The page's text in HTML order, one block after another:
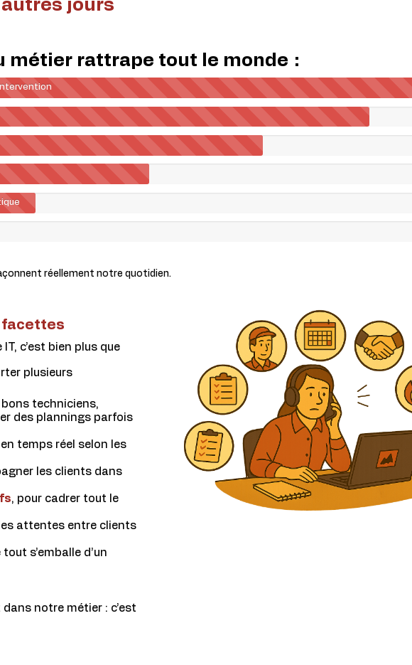
jours
métier rattrape tout le monde :
réellement notre quotidien.
facettes
c’est bien plus que
plusieurs
techniciens,
des plannings parfois
temps réel selon les
les clients dans
, pour cadrer tout le
attentes entre clients
s’emballe d’un
notre métier : c’est